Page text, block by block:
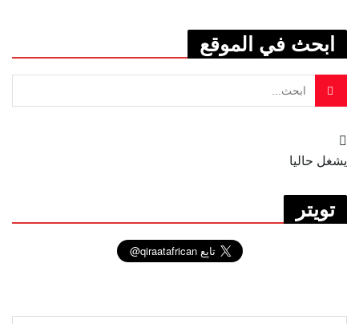
ابحث في الموقع
يشغل حاليا
تويتر